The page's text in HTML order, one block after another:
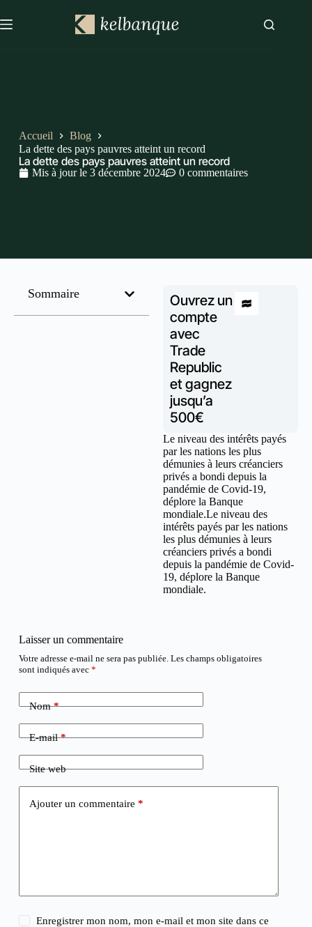
Accueil
Blog
La dette des pays pauvres atteint un record
La dette des pays pauvres atteint un record
Mis à jour le 3 décembre 2024 0 commentaires
Sommaire
Ouvrez un
compte
avec
Trade
Republic
et gagnez
jusqu’a
500€
Le niveau des intérêts payés
par les nations les plus
démunies à leurs créanciers
privés a bondi depuis la
pandémie de Covid-19,
déplore la Banque
mondiale.Le niveau des
intérêts payés par les nations
les plus démunies à leurs
créanciers privés a bondi
depuis la pandémie de Covid-
19, déplore la Banque
mondiale.
Laisser un commentaire
Votre adresse e-mail ne sera pas publiée. Les champs obligatoires
sont indiqués avec *
Nom*
E-mail*
Site web
Ajouter un commentaire *
Enregistrer mon nom, mon e-mail et mon site dans ce